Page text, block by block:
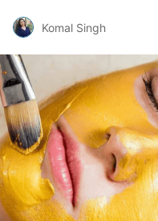
Komal Singh